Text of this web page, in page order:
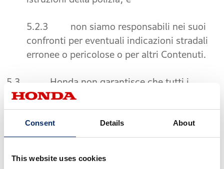
Consent Details About
This website uses cookies
5.2.3 non siamo responsabili nei suoi
confronti per eventuali indicazioni stradali
erronee o pericolose o per altri Contenuti.
5.3 Honda non garantisce che tutti i
Servizi forniti attraverso l’App siano adatti o
sicuri per l’uso in tutte le circostanze, o leciti in
tutti i Paesi. Lei accetta la responsabilità di un
utilizzo sicuro dell’App e dei Servizi e si impegna